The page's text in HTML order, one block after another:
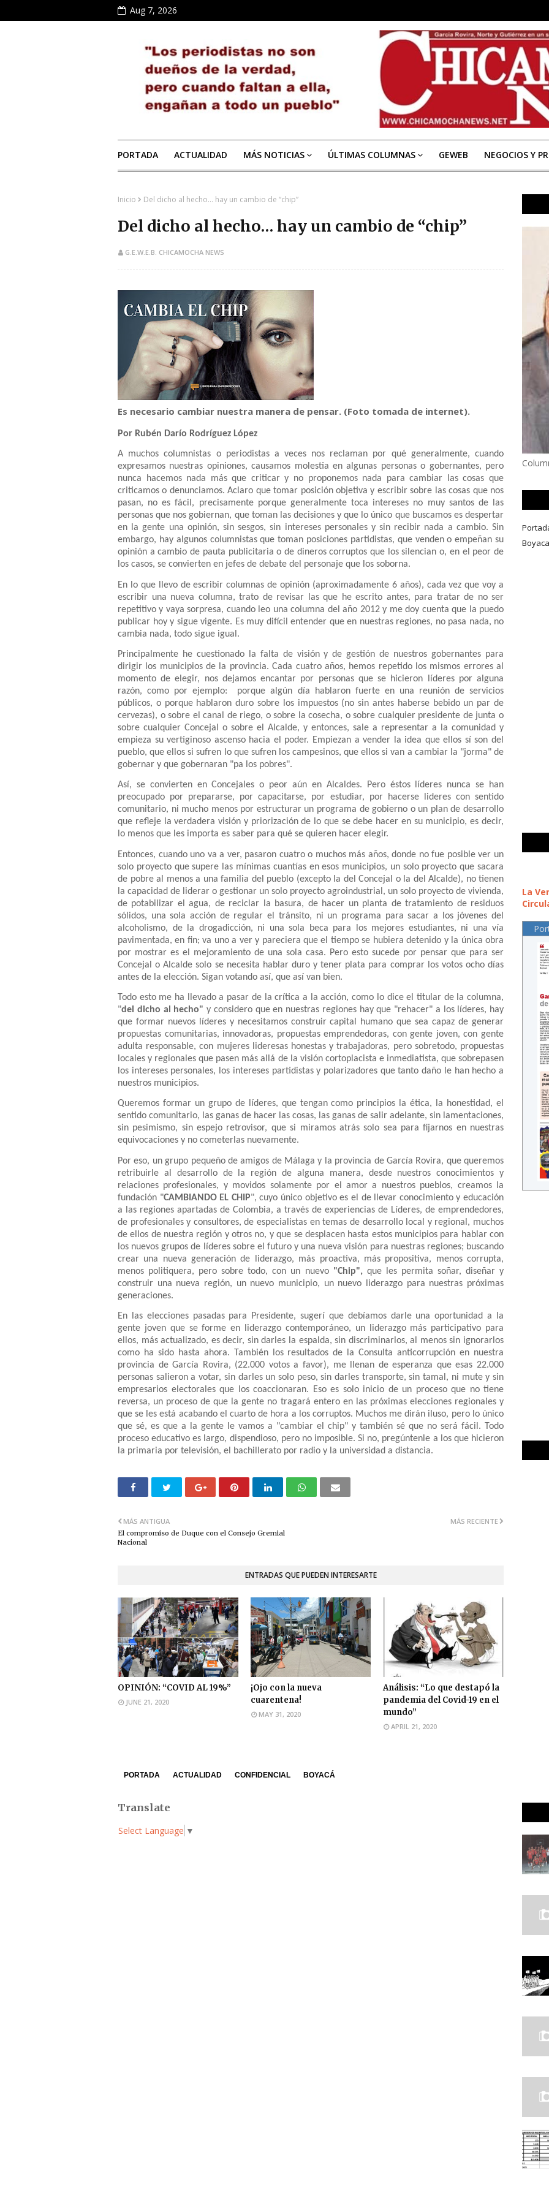
Aug 7, 2026
PORTADA ACTUALIDAD MÁS NOTICIAS ÚLTIMAS COLUMNAS GEWEB NEGOCIOS Y
Inicio Del dicho al hecho… hay un cambio de “chip”
Del dicho al hecho… hay un cambio de “chip”
G.E.W.E.B. CHICAMOCHA NEWS
Es necesario cambiar nuestra manera de pensar. (Foto tomada de internet).
Por Rubén Darío Rodríguez López
A muchos columnistas o periodistas a veces nos reclaman por qué generalmente, cuando
expresamos nuestras opiniones, causamos molestia en algunas personas o gobernantes, pero
nunca hacemos nada más que criticar y no proponemos nada para cambiar las cosas que
criticamos o denunciamos. Aclaro que tomar posición objetiva y escribir sobre las cosas que nos
pasan, no es fácil, precisamente porque generalmente toca intereses no muy santos de las
personas que nos gobiernan, que toman las decisiones y que lo único que buscamos es despertar
en la gente una opinión, sin sesgos, sin intereses personales y sin recibir nada a cambio. Sin
embargo, hay algunos columnistas que toman posiciones partidistas, que venden o empeñan su
opinión a cambio de pauta publicitaria o de dineros corruptos que los silencian o, en el peor de
los casos, se convierten en jefes de debate del personaje que los soborna.
En lo que llevo de escribir columnas de opinión (aproximadamente 6 años), cada vez que voy a
escribir una nueva columna, trato de revisar las que he escrito antes, para tratar de no ser
repetitivo y vaya sorpresa, cuando leo una columna del año 2012 y me doy cuenta que la puedo
publicar hoy y sigue vigente. Es muy difícil entender que en nuestras regiones, no pasa nada, no
cambia nada, todo sigue igual.
Principalmente he cuestionado la falta de visión y de gestión de nuestros gobernantes para
dirigir los municipios de la provincia. Cada cuatro años, hemos repetido los mismos errores al
momento de elegir, nos dejamos encantar por personas que se hicieron líderes por alguna
razón, como por ejemplo:
porque algún día hablaron fuerte en una reunión de servicios
públicos, o porque hablaron duro sobre los impuestos (no sin antes haberse bebido un par de
cervezas), o sobre el canal de riego, o sobre la cosecha, o sobre cualquier presidente de junta o
sobre cualquier Concejal o sobre el Alcalde, y entonces, sale a representar a la comunidad y
empieza su vertiginoso ascenso hacia el poder. Empiezan a vender la idea que ellos sí son del
pueblo, que ellos si sufren lo que sufren los campesinos, que ellos si van a cambiar la "jorma" de
gobernar y que gobernaran "pa los pobres".
Así, se convierten en Concejales o peor aún en Alcaldes. Pero éstos líderes nunca se han
preocupado por prepararse, por capacitarse, por estudiar, por hacerse lideres con sentido
comunitario, ni mucho menos por estructurar un programa de gobierno o un plan de desarrollo
que refleje la verdadera visión y priorización de lo que se debe hacer en su municipio, es decir,
lo menos que les importa es saber para qué se quieren hacer elegir.
Entonces, cuando uno va a ver, pasaron cuatro o muchos más años, donde no fue posible ver un
solo proyecto que supere las mínimas cuantías en esos municipios, un solo proyecto que sacara
de pobre al menos a una familia del pueblo (excepto la del Concejal o la del Alcalde), no tienen
la capacidad de liderar o gestionar un solo proyecto agroindustrial, un solo proyecto de vivienda,
de potabilizar el agua, de reciclar la basura, de hacer un planta de tratamiento de residuos
sólidos, una sola acción de regular el tránsito, ni un programa para sacar a los jóvenes del
alcoholismo, de la drogadicción, ni una sola beca para los mejores estudiantes, ni una vía
pavimentada, en fin; va uno a ver y pareciera que el tiempo se hubiera detenido y la única obra
por mostrar es el mejoramiento de una sola casa. Pero esto sucede por pensar que para ser
Concejal o Alcalde solo se necesita hablar duro y tener plata para comprar los votos ocho días
antes de la elección. Sigan votando así, que así van bien.
Todo esto me ha llevado a pasar de la crítica a la acción, como lo dice el titular de la columna,
"del dicho al hecho" y considero que en nuestras regiones hay que "rehacer" a los líderes, hay
que formar nuevos líderes y necesitamos construir capital humano que sea capaz de generar
propuestas comunitarias, innovadoras, propuestas emprendedoras, con gente joven, con gente
adulta responsable, con mujeres lideresas honestas y trabajadoras, pero sobretodo, propuestas
locales y regionales que pasen más allá de la visión cortoplacista e inmediatista, que sobrepasen
los intereses personales, los intereses partidistas y polarizadores que tanto daño le han hecho a
nuestros municipios.
Queremos formar un grupo de líderes, que tengan como principios la ética, la honestidad, el
sentido comunitario, las ganas de hacer las cosas, las ganas de salir adelante, sin lamentaciones,
sin pesimismo, sin espejo retrovisor, que si miramos atrás solo sea para fijarnos en nuestras
equivocaciones y no cometerlas nuevamente.
Por eso, un grupo pequeño de amigos de Málaga y la provincia de García Rovira, que queremos
retribuirle al desarrollo de la región de alguna manera, desde nuestros conocimientos y
relaciones profesionales, y movidos solamente por el amor a nuestros pueblos, creamos la
fundación "CAMBIANDO EL CHIP", cuyo único objetivo es el de llevar conocimiento y educación
a las regiones apartadas de Colombia, a través de experiencias de Líderes, de emprendedores,
de profesionales y consultores, de especialistas en temas de desarrollo local y regional, muchos
de ellos de nuestra región y otros no, y que se desplacen hasta estos municipios para hablar con
los nuevos grupos de líderes sobre el futuro y una nueva visión para nuestras regiones; buscando
crear una nueva generación de liderazgo, más proactiva, más propositiva, menos corrupta,
menos politiquera, pero sobre todo, con un nuevo "Chip",que les permita soñar, diseñar y
construir una nueva región, un nuevo municipio, un nuevo liderazgo para nuestras próximas
generaciones.
En las elecciones pasadas para Presidente, sugerí que debíamos darle una oportunidad a la
gente joven que se forme en liderazgo contemporáneo, un liderazgo más participativo para
ellos, más actualizado, es decir, sin darles la espalda, sin discriminarlos, al menos sin ignorarlos
como ha sido hasta ahora. También los resultados de la Consulta anticorrupción en nuestra
provincia de García Rovira, (22.000 votos a favor), me llenan de esperanza que esas 22.000
personas salieron a votar, sin darles un solo peso, sin darles transporte, sin tamal, ni mute y sin
empresarios electorales que los coaccionaran. Eso es solo inicio de un proceso que no tiene
reversa, un proceso de que la gente no tragará entero en las próximas elecciones regionales y
que se les está acabando el cuarto de hora a los corruptos. Muchos me dirán iluso, pero lo único
que sé, es que a la gente le vamos a "cambiar el chip" y también sé que no será fácil. Todo
proceso educativo es largo, dispendioso, pero no imposible. Si no, pregúntenle a los que hicieron
la primaria por televisión, el bachillerato por radio y la universidad a distancia.
MÁS RECIENTE
MÁS ANTIGUA
El compromiso de Duque con el Consejo Gremial
Nacional
ENTRADAS QUE PUEDEN INTERESARTE
OPINIÓN: “COVID AL 19%”
JUNE 21, 2020
¡Ojo con la nueva
cuarentena!
MAY 31, 2020
Análisis: “Lo que destapó la
pandemia del Covid-19 en el
mundo”
APRIL 21, 2020
PORTADA ACTUALIDAD CONFIDENCIAL BOYACÁ
Translate
Select Language ▼
Boyaca
La